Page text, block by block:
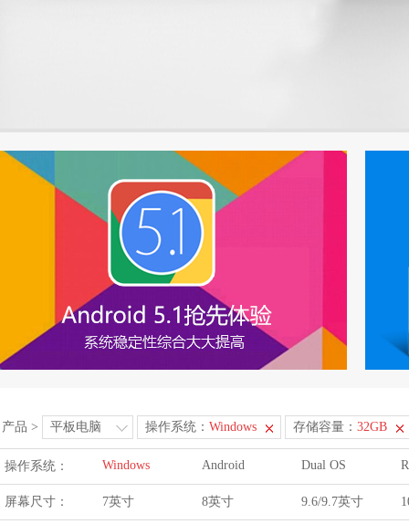
产品 > 平板电脑 操作系统： Windows 存储容量： 32GB
操作系统： Windows Android Dual OS
屏幕尺寸： 7英寸 8英寸 9.6/9.7英寸